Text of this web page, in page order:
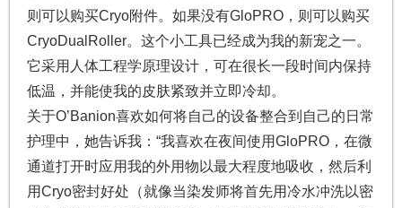
则可以购买Cryo附件。如果没有GloPRO，则可以购买
CryoDualRoller。这个小工具已经成为我的新宠之一。
它采用人体工程学原理设计，可在很长一段时间内保持
低温，并能使我的皮肤紧致并立即冷却。
关于O’Banion喜欢如何将自己的设备整合到自己的日常
护理中，她告诉我：“我喜欢在夜间使用GloPRO，在微
通道打开时应用我的外用物以最大程度地吸收，然后利
用Cryo密封好处（就像当染发师将首先用冷水冲洗以密